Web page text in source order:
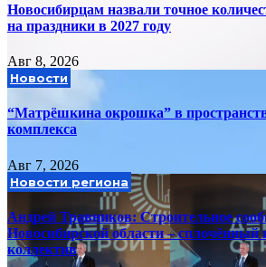
Новосибирцам назвали точное
на праздники в 2027 году
Авг 8, 2026
Новости
“Матрёшкина окрошка” в
комплекса
Авг 7, 2026
Новости региона
Андрей Травников: Строительное
Новосибирской области –
коллектив